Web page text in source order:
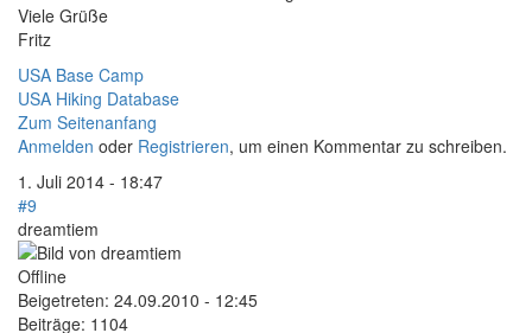
Viele Grüße
Fritz
USA Base Camp
USA Hiking Database
Zum Seitenanfang
Anmelden oder Registrieren, um einen Kommentar zu schreiben.
1. Juli 2014 - 18:47
#9
dreamtiem
Offline
Beigetreten: 24.09.2010 - 12:45
Beiträge: 1104